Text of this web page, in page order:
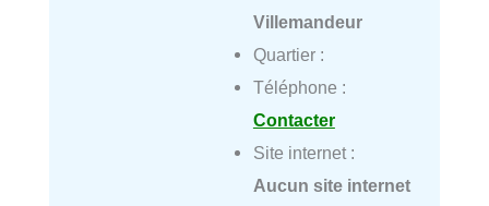
Villemandeur
Quartier :
Téléphone :
Contacter
Site internet :
Aucun site internet